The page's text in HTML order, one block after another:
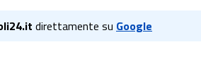
direttamente su Google